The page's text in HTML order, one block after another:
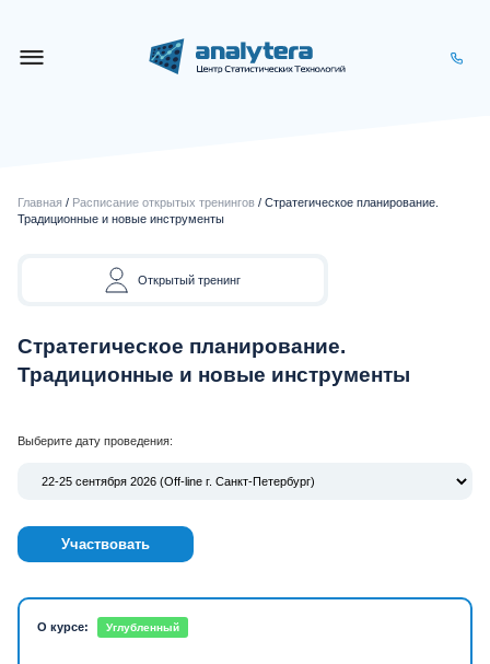
Главная / Расписание открытых тренингов / Стратегическое планирование.
Традиционные и новые инструменты
Открытый тренинг
Стратегическое планирование.
Традиционные и новые инструменты
Выберите дату проведения:
Участвовать
О курсе: Углубленный